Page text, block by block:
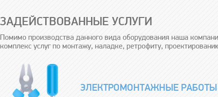
ЗАДЕЙСТВОВАННЫЕ УСЛУГИ
Помимо производства данного вида оборудования наша
комплекс услуг по монтажу, наладке, ретрофиту,
ЭЛЕКТРОМОНТАЖНЫЕ РАБОТЫ